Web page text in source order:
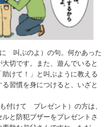
叫ぶのよ）の句。何かあった
切です。また、遊んでいると
けて！」と叫ぶように教える
習慣を身につけると、いざと
付けて プレゼント）の方は、
と防犯ブザーをプレゼントさ